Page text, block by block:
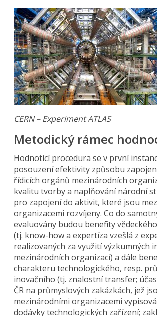
CERN – Experiment ATLAS
Metodický rámec
Hodnotící procedura se v první
posouzení efektivity způsobu
řídicích orgánů mezinárodních
kvalitu tvorby a naplňování národní
pro zapojení do aktivit, které jsou
organizacemi rozvíjeny. Co do
evaluovány budou benefity
(tj. know-how a expertíza vzešlá z
realizovaných za využití výzkumných
mezinárodních organizací) a dále
charakteru technologického, resp.
inovačního (tj. znalostní transfer;
ČR na průmyslových zakázkách, jež
mezinárodními organizacemi
dodávky technologických zařízení;